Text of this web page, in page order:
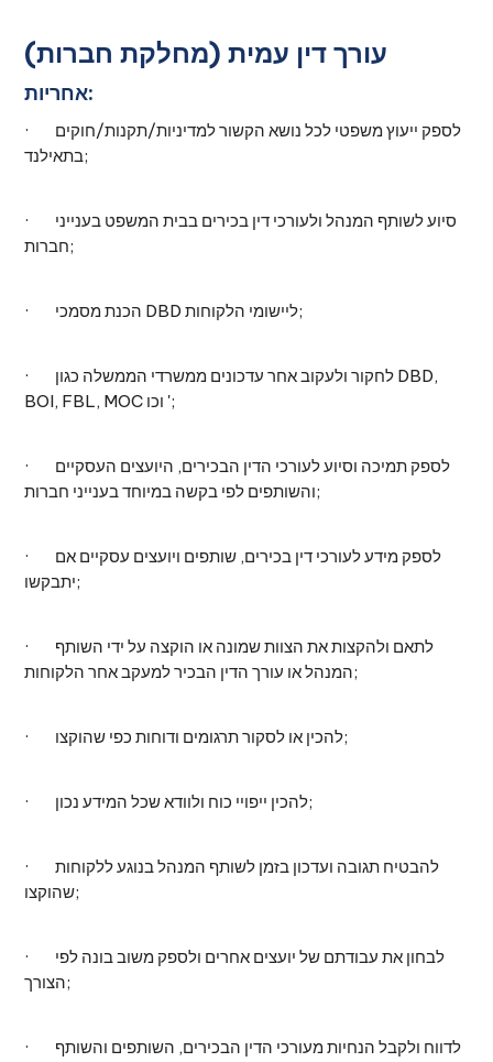
עורך דין עמית (מחלקת חברות)
אחריות:
· לספק ייעוץ משפטי לכל נושא הקשור למדיניות/תקנות/חוקים
בתאילנד;
· סיוע לשותף המנהל ולעורכי דין בכירים בבית המשפט בענייני
חברות;
· הכנת מסמכי DBD ליישומי הלקוחות;
· לחקור ולעקוב אחר עדכונים ממשרדי הממשלה כגון DBD,
BOI, FBL, MOC וכו ';
· לספק תמיכה וסיוע לעורכי הדין הבכירים, היועצים העסקיים
והשותפים לפי בקשה במיוחד בענייני חברות;
· לספק מידע לעורכי דין בכירים, שותפים ויועצים עסקיים אם
יתבקשו;
· לתאם ולהקצות את הצוות שמונה או הוקצה על ידי השותף
המנהל או עורך הדין הבכיר למעקב אחר הלקוחות;
· להכין או לסקור תרגומים ודוחות כפי שהוקצו;
· להכין ייפויי כוח ולוודא שכל המידע נכון;
· להבטיח תגובה ועדכון בזמן לשותף המנהל בנוגע ללקוחות
שהוקצו;
· לבחון את עבודתם של יועצים אחרים ולספק משוב בונה לפי
הצורך;
· לדווח ולקבל הנחיות מעורכי הדין הבכירים, השותפים והשותף